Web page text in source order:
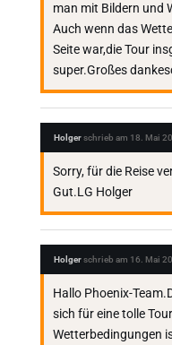
man mit Bildern und
Auch wenn das
Seite war,die Tour
super.Großes
Holgerschrieb am 18. Mai
Sorry, für die Reise
Gut.LG Holger
Holgerschrieb am 16. Mai
Hallo Phoenix-
sich für eine tolle
Wetterbedingungen